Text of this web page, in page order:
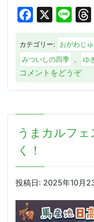
X
カテゴリー: おがわじ
みついしの四季 、 ゆ
コメントをどうぞ(♪
ン
ク
♬)
うまカルフ
く！
投稿日: 2025年10月